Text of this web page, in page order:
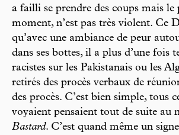
a failli se prendre des coups mais le
moment, n’est pas très violent. Ce
qu’avec une ambiance de peur
dans ses bottes, il a plus d’une fois
racistes sur les Pakistanais ou les
retirés des procès verbaux de
des procès. C’est bien simple, tous
voyaient pensaient tout de suite au
Bastard. C’est quand même un